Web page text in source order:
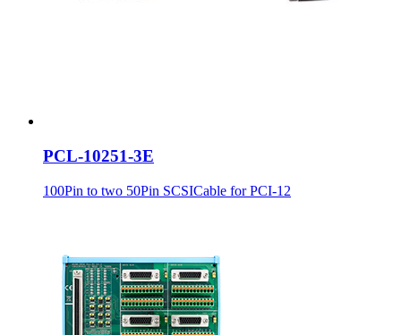
PCL-10251-3E
100Pin to two 50Pin SCSICable for PCI-12